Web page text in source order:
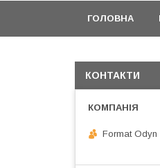
ГОЛОВНА
КОНТАКТИ
Format Odyn